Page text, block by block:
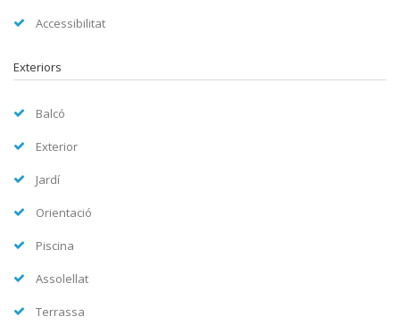
Accessibilitat
Exteriors
Balcó
Exterior
Jardí
Orientació
Piscina
Assolellat
Terrassa